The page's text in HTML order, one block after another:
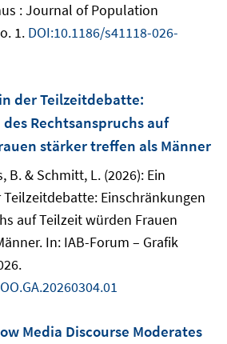
: Journal of Population
1. DOI:10.1186/s41118-026-
der Teilzeitdebatte:
Rechtsanspruchs auf
stärker treffen als Männer
B. & Schmitt, L. (2026): Ein
Einschränkungen
auf Teilzeit würden Frauen
In: IAB-Forum – Grafik
Media Discourse Moderates